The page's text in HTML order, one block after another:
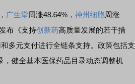
广生堂周涨48.64%， 神州细胞周涨
布《支持创新药高质量发展的若干措
多元支付进行全链条支持。政策包括支
，健全基本医保药品目录动态调整机